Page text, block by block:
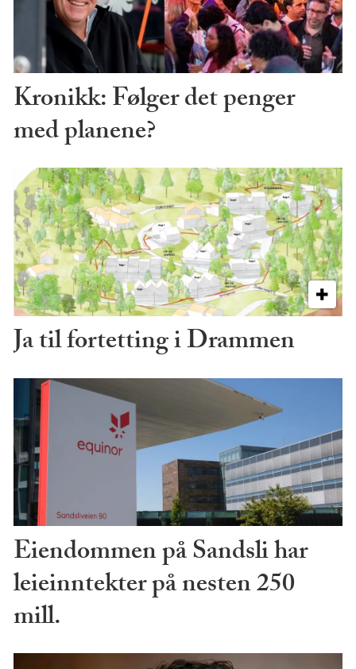
Kronikk: Følger det penger
med planene?
Ja til fortetting i Drammen
Eiendommen på Sandsli har
leieinntekter på nesten 250
mill.